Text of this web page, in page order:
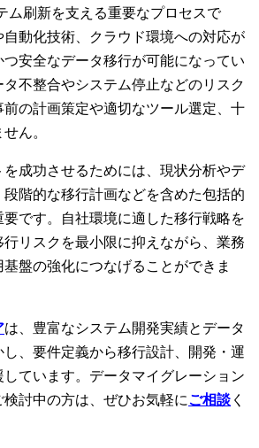
ム刷新を支える重要なプロセスで
動化技術、クラウド環境への対応が
安全なデータ移行が可能になってい
不整合やシステム停止などのリスク
の計画策定や適切なツール選定、十
ん。
成功させるためには、現状分析やデ
階的な移行計画などを含めた包括的
です。自社環境に適した移行戦略を
リスクを最小限に抑えながら、業務
盤の強化につなげることができま
は、豊富なシステム開発実績とデータ
、要件定義から移行設計、開発・運
ています。データマイグレーション
討中の方は、ぜひお気軽にご相談く